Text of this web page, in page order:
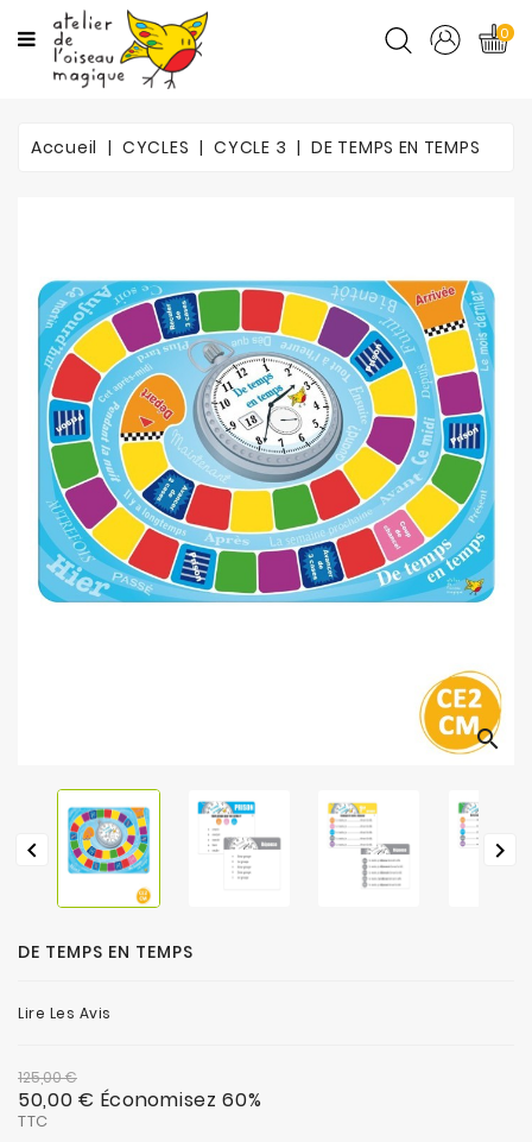
CATÉGORIES
PROMOTIONS
BLOG
0
Accueil CYCLES CYCLE 3 DE TEMPS EN TEMPS
search
 
DE TEMPS EN TEMPS
Lire Les Avis
125,00 €
50,00 € Économisez 60%
TTC